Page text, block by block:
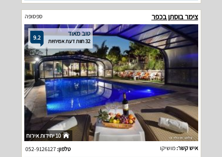
צימר בוסתן בכפר ספסופה
9.2 טוב מאוד
32 חוות דעת אמיתיות
10 יחידות אירוח
איש קשר:מושיקו טלפון:052-9126127